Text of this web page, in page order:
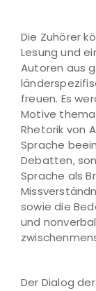
Die Zuhörer
Lesung und
Autoren aus
freuen. Es
Motive
Rhetorik von
Sprache
Debatten,
Sprache als
sowie die
und
Der Dialog